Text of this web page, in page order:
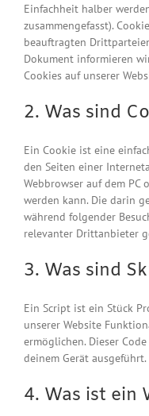
Einfachheit halber
zusammengefasst).
beauftragten
Dokument informieren
Cookies auf unserer
2. Was sind
Ein Cookie ist eine
den Seiten einer
Webbrowser auf dem PC
werden kann. Die darin
während folgender
relevanter Drittanbieter
3. Was sind
Ein Script ist ein Stück
unserer Website
ermöglichen. Dieser
deinem Gerät ausgeführt.
4. Was ist ein